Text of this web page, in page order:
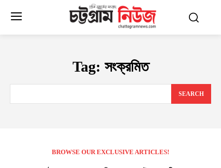
Tag: সংক্রমিত
SEARCH
BROWSE OUR EXCLUSIVE ARTICLES!